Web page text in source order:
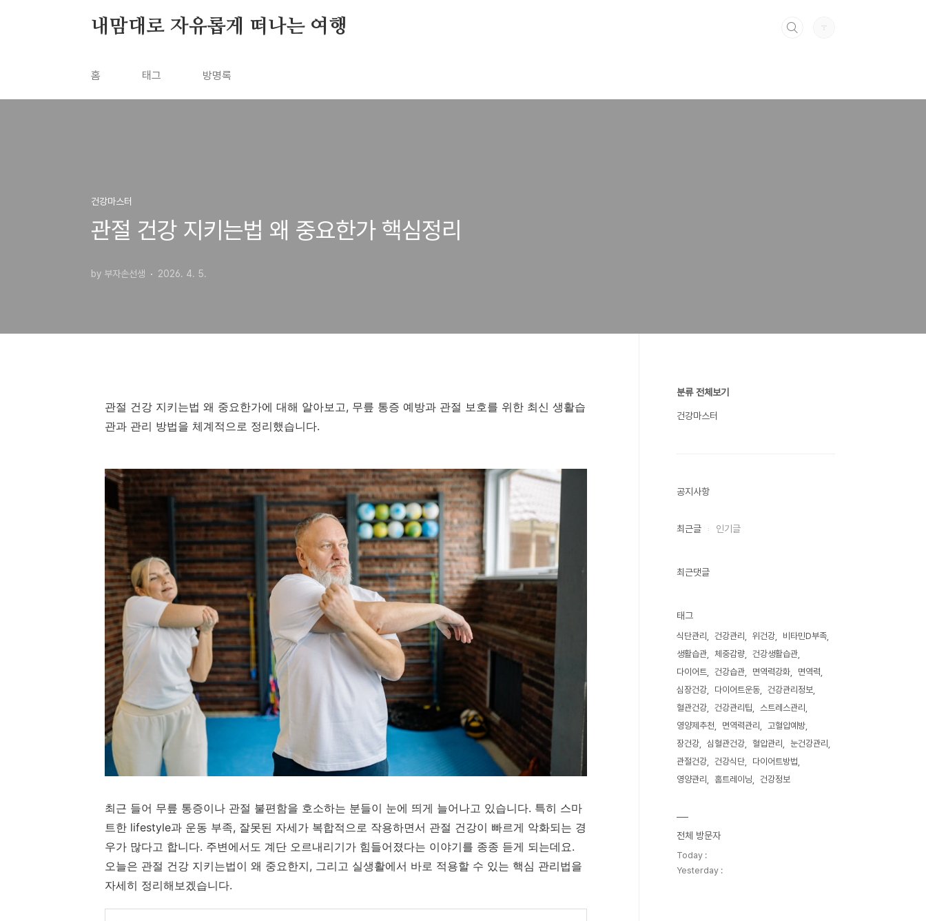
내맘대로 자유롭게 떠나는 여행
홈 태그 방명록
건강마스터
관절 건강 지키는법 왜 중요한가 핵심정리
by 부자손선생 2026. 4. 5.
관절 건강 지키는법 왜 중요한가에 대해 알아보고, 무릎 통증 예방과 관절 보호를 위한 최신 생활습
관과 관리 방법을 체계적으로 정리했습니다.
최근 들어 무릎 통증이나 관절 불편함을 호소하는 분들이 눈에 띄게 늘어나고 있습니다. 특히 스마
트한 lifestyle과 운동 부족, 잘못된 자세가 복합적으로 작용하면서 관절 건강이 빠르게 악화되는 경
우가 많다고 합니다. 주변에서도 계단 오르내리기가 힘들어졌다는 이야기를 종종 듣게 되는데요.
오늘은 관절 건강 지키는법이 왜 중요한지, 그리고 실생활에서 바로 적용할 수 있는 핵심 관리법을
자세히 정리해보겠습니다.
분류 전체보기
건강마스터
공지사항
최근글 인기글
최근댓글
태그
식단관리 건강관리 위건강
비타민D부족
생활습관
체중감량
건강생활습관
다이어트
건강습관 면역력강화
면역력
심장건강
다이어트운동
건강관리정보
혈관건강
건강관리팁
스트레스관리
영양제추천
면역력관리
고혈압예방
장건강
심혈관건강 혈압관리
눈건강관리
관절건강
건강식단
다이어트방법
영양관리
홈트레이닝 건강정보
전체 방문자
Today :
Yesterday :